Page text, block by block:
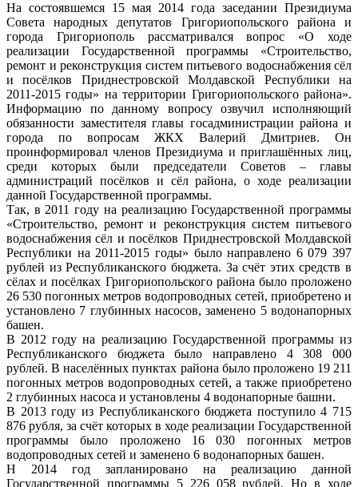
На состоявшемся 15 мая 2014 года заседании Президиума
Совета народных депутатов Григориопольского района и
города Григориополь рассматривался вопрос «О ходе
реализации Государственной программы «Строительство,
ремонт и реконструкция систем питьевого водоснабжения сёл
и посёлков Приднестровской Молдавской Республики на
2011-2015 годы» на территории Григориопольского района».
Информацию по данному вопросу озвучил исполняющий
обязанности заместителя главы госадминистрации района и
города по вопросам ЖКХ Валерий Дмитриев. Он
проинформировал членов Президиума и приглашённых лиц,
среди которых были председатели Советов – главы
администраций посёлков и сёл района, о ходе реализации
данной Государственной программы.
Так, в 2011 году на реализацию Государственной программы
«Строительство, ремонт и реконструкция систем питьевого
водоснабжения сёл и посёлков Приднестровской Молдавской
Республики на 2011-2015 годы» было направлено 6 079 397
рублей из Республиканского бюджета. За счёт этих средств в
сёлах и посёлках Григориопольского района было проложено
26 530 погонных метров водопроводных сетей, приобретено и
установлено 7 глубинных насосов, заменено 5 водонапорных
башен.
В 2012 году на реализацию Государственной программы из
Республиканского бюджета было направлено 4 308 000
рублей. В населённых пунктах района было проложено 19 211
погонных метров водопроводных сетей, а также приобретено
2 глубинных насоса и установлены 4 водонапорные башни.
В 2013 году из Республиканского бюджета поступило 4 715
876 рубля, за счёт которых в ходе реализации Государственной
программы было проложено 16 030 погонных метров
водопроводных сетей и заменено 6 водонапорных башен.
Н 2014 год запланировано на реализацию данной
Государственной программы 5 226 058 рублей. Но в ходе